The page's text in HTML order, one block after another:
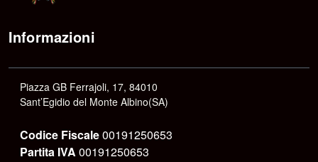
Informazioni
Piazza GB Ferrajoli, 17, 84010
Sant’Egidio del Monte Albino(SA)
Codice Fiscale00191250653
Partita IVA 00191250653